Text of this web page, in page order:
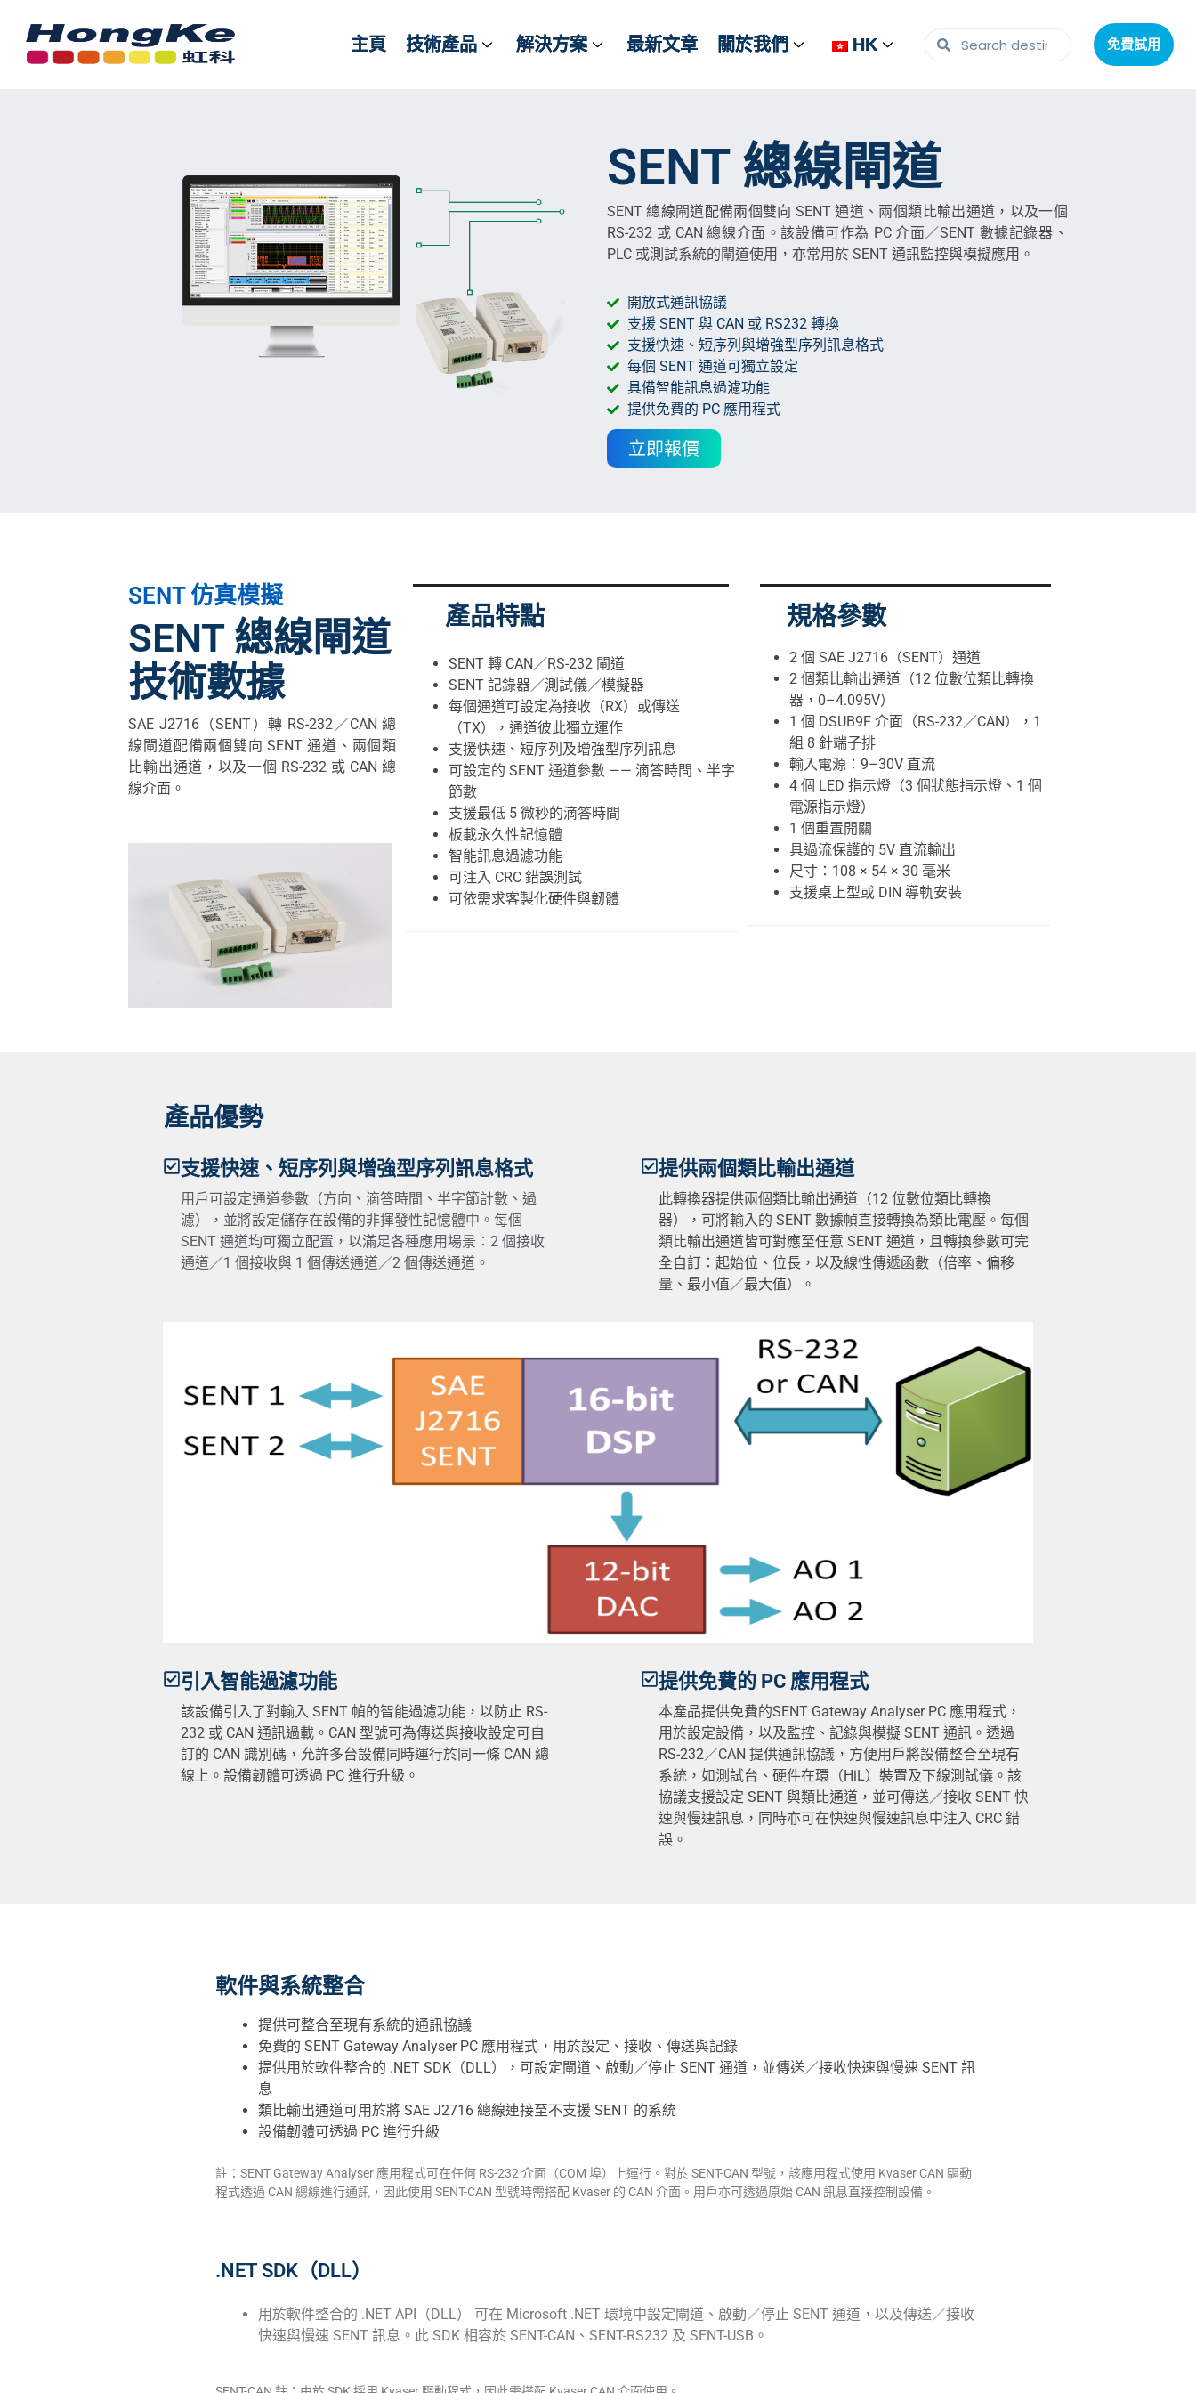
主頁 技術產品 解決方案 最新文章 關於我們 HK 免費試用
主頁 技術產品 解決方案 最新文章 關於我們 HK 免費試用
SENT 總線閘道
SENT 總線閘道配備兩個雙向 SENT 通道、兩個類比輸出通道，以及一個
RS-232 或 CAN 總線介面。該設備可作為 PC 介面／SENT 數據記錄器、
PLC 或測試系統的閘道使用，亦常用於 SENT 通訊監控與模擬應用。
開放式通訊協議
支援 SENT 與 CAN 或 RS232 轉換
支援快速、短序列與增強型序列訊息格式
每個 SENT 通道可獨立設定
具備智能訊息過濾功能
提供免費的 PC 應用程式
立即報價
SENT 仿真模擬
SENT 總線閘道
技術數據
SAE J2716（SENT）轉 RS-232／CAN 總
線閘道配備兩個雙向 SENT 通道、兩個類
比輸出通道，以及一個 RS-232 或 CAN 總
線介面。
產品特點
SENT 轉 CAN／RS-232 閘道
SENT 記錄器／測試儀／模擬器
每個通道可設定為接收（RX）或傳送
（TX），通道彼此獨立運作
支援快速、短序列及增強型序列訊息
可設定的 SENT 通道參數 —— 滴答時間、半字
節數
支援最低 5 微秒的滴答時間
板載永久性記憶體
智能訊息過濾功能
可注入 CRC 錯誤測試
可依需求客製化硬件與韌體
規格參數
2 個 SAE J2716（SENT）通道
2 個類比輸出通道（12 位數位類比轉換
器，0–4.095V）
1 個 DSUB9F 介面（RS-232／CAN），1
組 8 針端子排
輸入電源：9–30V 直流
4 個 LED 指示燈（3 個狀態指示燈、1 個
電源指示燈）
1 個重置開關
具過流保護的 5V 直流輸出
尺寸：108 × 54 × 30 毫米
支援桌上型或 DIN 導軌安裝
產品優勢
支援快速、短序列與增強型序列訊息格式
用戶可設定通道參數（方向、滴答時間、半字節計數、過
濾），並將設定儲存在設備的非揮發性記憶體中。每個
SENT 通道均可獨立配置，以滿足各種應用場景：2 個接收
通道／1 個接收與 1 個傳送通道／2 個傳送通道。
提供兩個類比輸出通道
此轉換器提供兩個類比輸出通道（12 位數位類比轉換
器），可將輸入的 SENT 數據幀直接轉換為類比電壓。每個
類比輸出通道皆可對應至任意 SENT 通道，且轉換參數可完
全自訂：起始位、位長，以及線性傳遞函數（倍率、偏移
量、最小值／最大值）。
引入智能過濾功能
該設備引入了對輸入 SENT 幀的智能過濾功能，以防止 RS-
232 或 CAN 通訊過載。CAN 型號可為傳送與接收設定可自
訂的 CAN 識別碼，允許多台設備同時運行於同一條 CAN 總
線上。設備韌體可透過 PC 進行升級。
提供免費的 PC 應用程式
本產品提供免費的SENT Gateway Analyser PC 應用程式，
用於設定設備，以及監控、記錄與模擬 SENT 通訊。透過
RS-232／CAN 提供通訊協議，方便用戶將設備整合至現有
系統，如測試台、硬件在環（HiL）裝置及下線測試儀。該
協議支援設定 SENT 與類比通道，並可傳送／接收 SENT 快
速與慢速訊息，同時亦可在快速與慢速訊息中注入 CRC 錯
誤。
軟件與系統整合
提供可整合至現有系統的通訊協議
免費的 SENT Gateway Analyser PC 應用程式，用於設定、接收、傳送與記錄
提供用於軟件整合的 .NET SDK（DLL），可設定閘道、啟動／停止 SENT 通道，並傳送／接收快速與慢速 SENT 訊
息
類比輸出通道可用於將 SAE J2716 總線連接至不支援 SENT 的系統
設備韌體可透過 PC 進行升級
註：SENT Gateway Analyser 應用程式可在任何 RS-232 介面（COM 埠）上運行。對於 SENT-CAN 型號，該應用程式使用 Kvaser CAN 驅動
程式透過 CAN 總線進行通訊，因此使用 SENT-CAN 型號時需搭配 Kvaser 的 CAN 介面。用戶亦可透過原始 CAN 訊息直接控制設備。
.NET SDK（DLL）
用於軟件整合的 .NET API（DLL） 可在 Microsoft .NET 環境中設定閘道、啟動／停止 SENT 通道，以及傳送／接收
快速與慢速 SENT 訊息。此 SDK 相容於 SENT-CAN、SENT-RS232 及 SENT-USB。